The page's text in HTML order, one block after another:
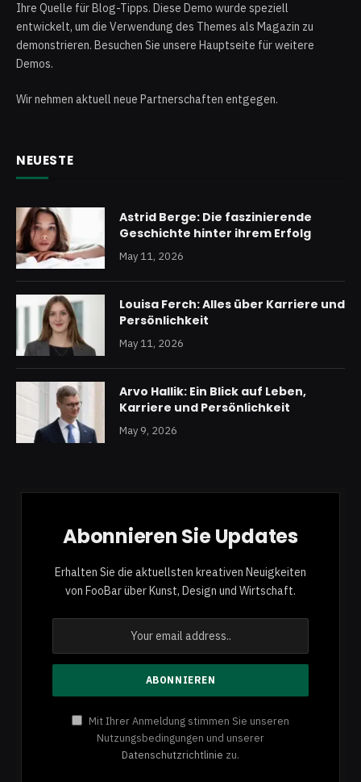
Ihre Quelle für Blog-Tipps. Diese Demo wurde speziell
entwickelt, um die Verwendung des Themes als Magazin zu
demonstrieren. Besuchen Sie unsere Hauptseite für weitere
Demos.
Wir nehmen aktuell neue Partnerschaften entgegen.
NEUESTE
Astrid Berge: Die faszinierende
Geschichte hinter ihrem Erfolg
May 11, 2026
Louisa Ferch: Alles über Karriere und
Persönlichkeit
May 11, 2026
Arvo Hallik: Ein Blick auf Leben,
Karriere und Persönlichkeit
May 9, 2026
Abonnieren Sie Updates
Erhalten Sie die aktuellsten kreativen Neuigkeiten
von FooBar über Kunst, Design und Wirtschaft.
Mit Ihrer Anmeldung stimmen Sie unseren
Nutzungsbedingungen und unserer
Datenschutzrichtlinie zu.